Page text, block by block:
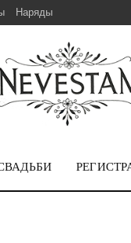
Наряды